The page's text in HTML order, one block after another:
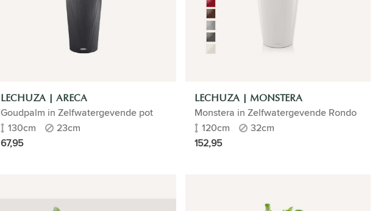
LECHUZA | ARECA
Goudpalm in Zelfwatergevende pot
130cm
23cm
67,95
LECHUZA | MONSTERA
Monstera in Zelfwatergevende Rondo
120cm
32cm
152,95